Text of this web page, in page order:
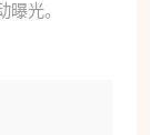
光。